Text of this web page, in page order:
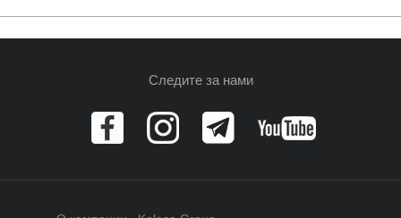
Следите за нами